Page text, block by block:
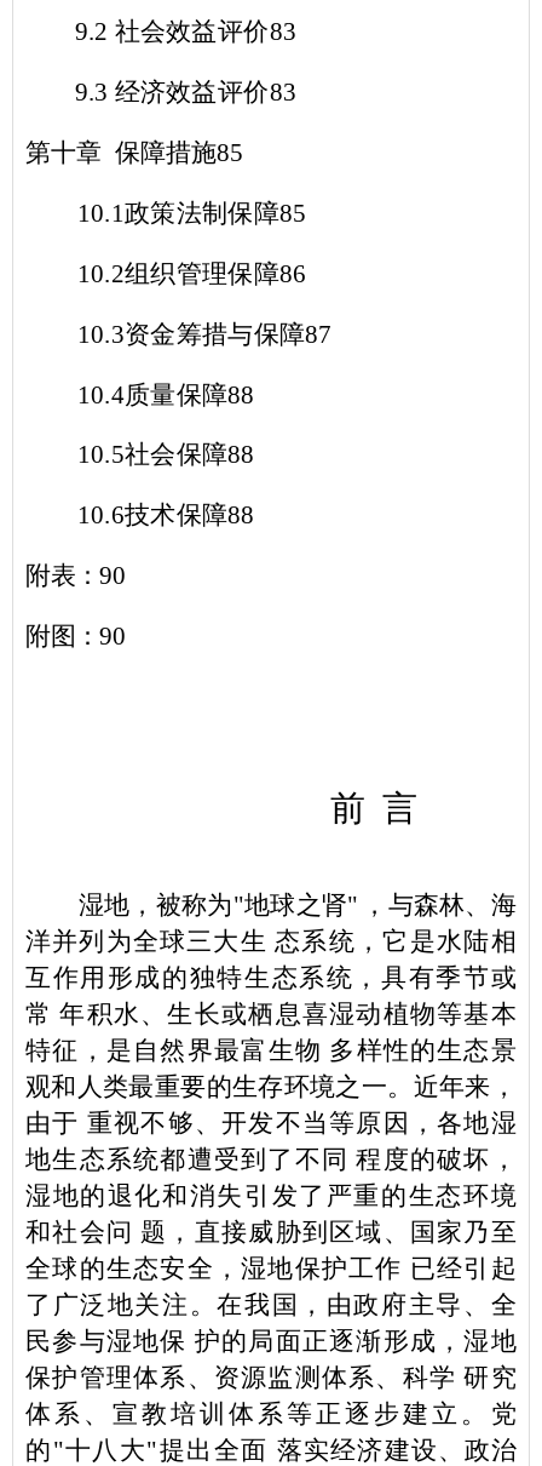
9.2 社会效益评价83
9.3 经济效益评价83
第十章 保障措施85
10.1政策法制保障85
10.2组织管理保障86
10.3资金筹措与保障87
10.4质量保障88
10.5社会保障88
10.6技术保障88
附表：90
附图：90
前 言
湿地，被称为"地球之肾" ，与森林、海
洋并列为全球三大生 态系统，它是水陆相
互作用形成的独特生态系统，具有季节或
常 年积水、生长或栖息喜湿动植物等基本
特征，是自然界最富生物 多样性的生态景
观和人类最重要的生存环境之一。近年来，
由于 重视不够、开发不当等原因，各地湿
地生态系统都遭受到了不同 程度的破坏，
湿地的退化和消失引发了严重的生态环境
和社会问 题，直接威胁到区域、国家乃至
全球的生态安全，湿地保护工作 已经引起
了广泛地关注。在我国，由政府主导、全
民参与湿地保 护的局面正逐渐形成，湿地
保护管理体系、资源监测体系、科学 研究
体系、宣教培训体系等正逐步建立。党
的"十八大"提出全面 落实经济建设、政治